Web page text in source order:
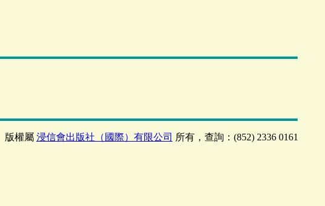
版權屬 浸信會出版社（國際）有限公司 所有，查詢：(852) 2336 0161